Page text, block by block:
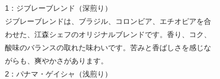
1：ジブレーブレンド（深煎り）
ジブレーブレンドは、ブラジル、コロンビア、エチオピアを合
わせた、江森シェフのオリジナルブレンドです。香り、コク、
酸味のバランスの取れた味わいです。苦みと香ばしさを感じな
がらも、爽やかさがあります。
2：パナマ・ゲイシャ（浅煎り）